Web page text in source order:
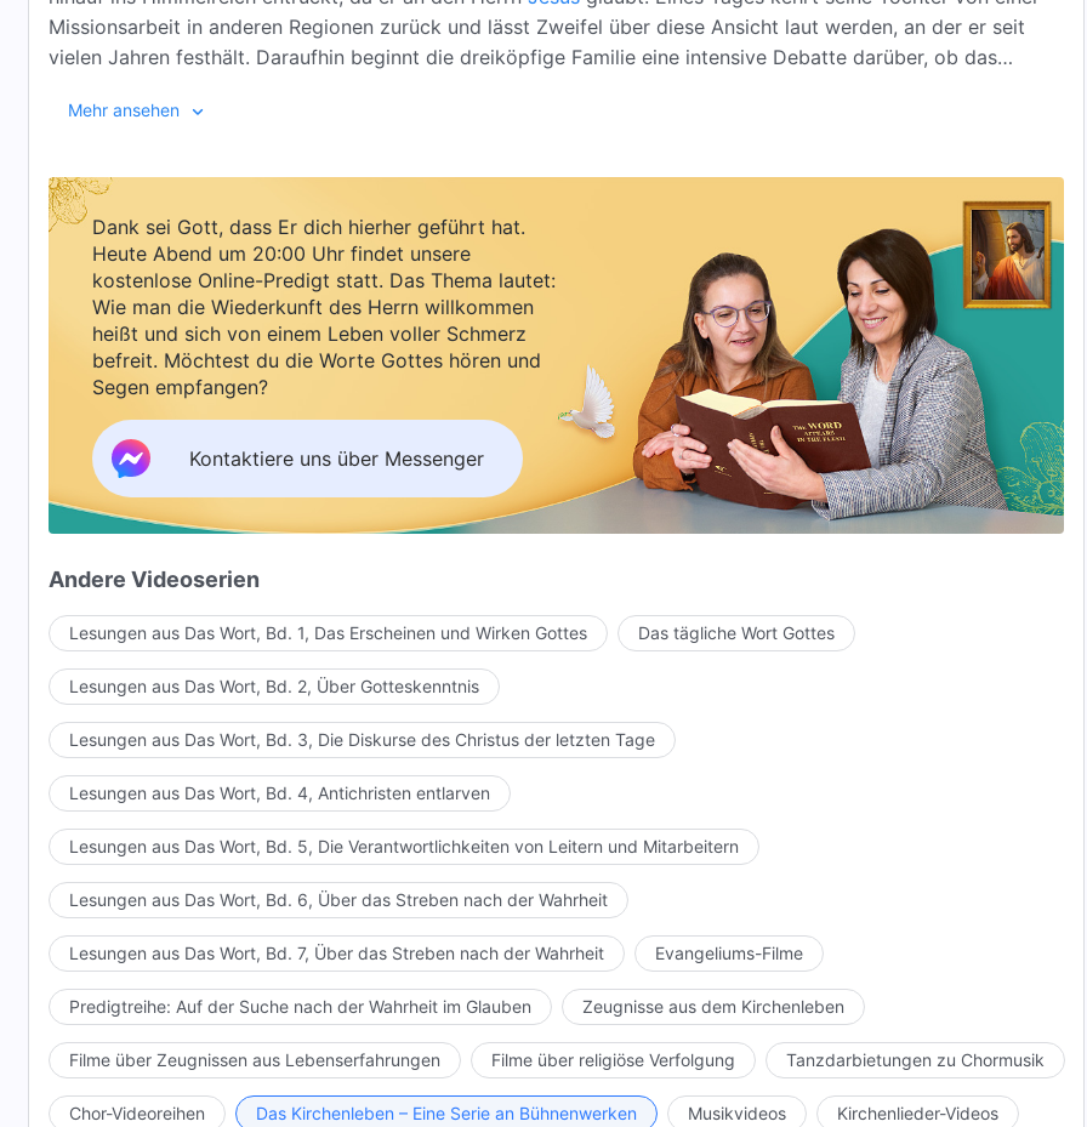
Missionsarbeit in anderen Regionen zurück und lässt Zweifel über diese Ansicht laut werden, an der er seit
vielen Jahren festhält. Daraufhin beginnt die dreiköpfige Familie eine intensive Debatte darüber, ob das
Himmelreich eintreten können und über andere damit verwandte Themen …
Mehr ansehen
Dank sei Gott, dass Er dich hierher geführt hat.
Heute Abend um 20:00 Uhr findet unsere
kostenlose Online-Predigt statt. Das Thema lautet:
Wie man die Wiederkunft des Herrn willkommen
heißt und sich von einem Leben voller Schmerz
befreit. Möchtest du die Worte Gottes hören und
Segen empfangen?
Kontaktiere uns über Messenger
Andere Videoserien
Lesungen aus Das Wort, Bd. 1, Das Erscheinen und Wirken Gottes Das tägliche Wort Gottes
Lesungen aus Das Wort, Bd. 2, Über Gotteskenntnis
Lesungen aus Das Wort, Bd. 3, Die Diskurse des Christus der letzten Tage
Lesungen aus Das Wort, Bd. 4, Antichristen entlarven
Lesungen aus Das Wort, Bd. 5, Die Verantwortlichkeiten von Leitern und Mitarbeitern
Lesungen aus Das Wort, Bd. 6, Über das Streben nach der Wahrheit
Lesungen aus Das Wort, Bd. 7, Über das Streben nach der Wahrheit Evangeliums-Filme
Predigtreihe: Auf der Suche nach der Wahrheit im Glauben Zeugnisse aus dem Kirchenleben
Filme über Zeugnissen aus Lebenserfahrungen Filme über religiöse Verfolgung Tanzdarbietungen zu Chormusik
Chor-Videoreihen Das Kirchenleben – Eine Serie an Bühnenwerken Musikvideos Kirchenlieder-Videos